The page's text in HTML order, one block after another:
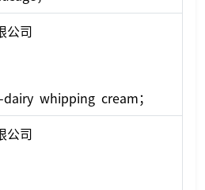
公司
whipping cream；
公司